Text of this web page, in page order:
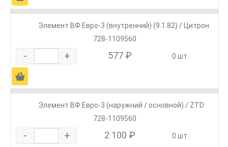
Элемент ВФ Евро-3 (внутренний) (9.1.82) / Цитрон
728-1109560
- + 577 ₽ 0 шт.
Ä
Элемент ВФ Евро-3 (наружний / основной) / ZTD
728-1109560
- + 2 100 ₽ 0 шт.